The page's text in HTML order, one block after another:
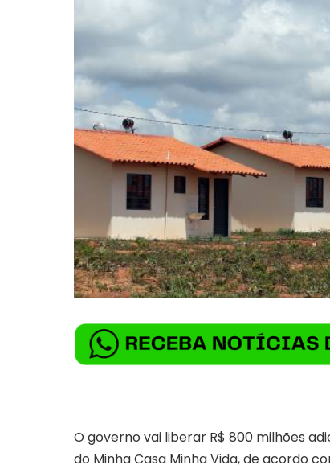
O governo vai liberar R$ 800 milhões
do Minha Casa Minha Vida, de acordo